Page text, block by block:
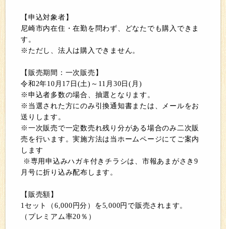
【申込対象者】
尼崎市内在住・在勤を問わず、どなたでも購入できま
す。
※ただし、法人は購入できません。
【販売期間：一次販売】
令和2年10月17日(土)～11月30日(月)
※申込者多数の場合、抽選となります。
※当選された方にのみ引換通知書または、メールをお
送りします。
※一次販売で一定数売れ残り分がある場合のみ二次販
売を行います。実施方法は当ホームページにてご案内
します
※専用申込みハガキ付きチラシは、市報あまがさき9
月号に折り込み配布します。
【販売額】
1セット（6,000円分）を5,000円で販売されます。
（プレミアム率20％）